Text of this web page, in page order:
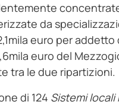
da
euro per
euro del
tra le due ripartizioni.
di 124 Sistemi